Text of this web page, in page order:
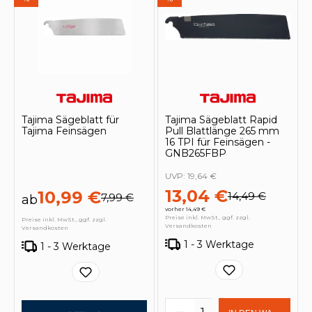
Tajima Sägeblatt für
Tajima Feinsägen
ab10,99 €7,99 €
Preise inkl. MwSt., ggf. zzgl.
Versandkosten
1 - 3 Werktage
Tajima Sägeblatt Rapid
Pull Blattlänge 265 mm
16 TPI für Feinsägen -
GNB265FBP
13,04 €14,49 €
vorher 14,49 €
UVP: 19,64 €
Preise inkl. MwSt., ggf. zzgl.
Versandkosten
1 - 3 Werktage